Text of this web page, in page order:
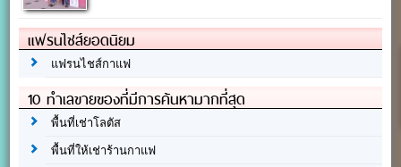
แฟรนไชส์ยอดนิยม
แฟรนไชส์กาแฟ
10 ทำเลขายของที่มีการค้นหามากที่สุด
พื้นที่เช่าโลตัส
พื้นที่ให้เช่าร้านกาแฟ